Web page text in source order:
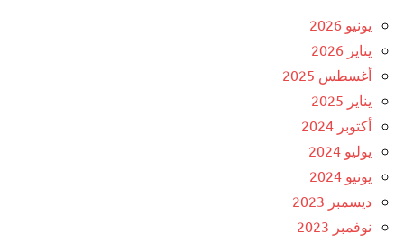
يونيو 2026
يناير 2026
أغسطس 2025
يناير 2025
أكتوبر 2024
يوليو 2024
يونيو 2024
ديسمبر 2023
نوفمبر 2023